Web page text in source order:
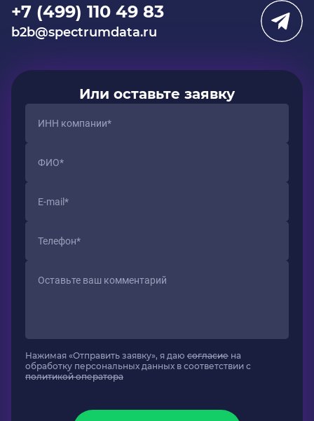
+7 (499) 110 49 83
b2b@spectrumdata.ru
Или оставьте заявку
Нажимая «Отправить заявку», я даю согласие на
обработку персональных данных в соответствии с
политикой оператора